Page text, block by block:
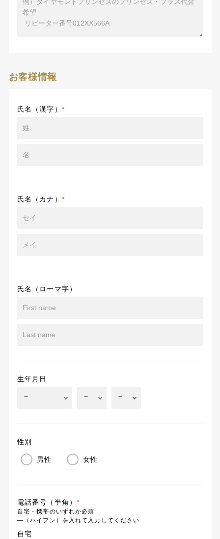
お客様情報
氏名（漢字） *
氏名（カナ） *
氏名（ローマ字）
生年月日
性別
男性 女性
電話番号（半角） *
自宅・携帯のいずれか必須
―（ハイフン）を入れて入力してください
自宅